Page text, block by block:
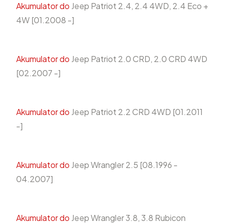
Akumulator do Jeep Patriot 2.4, 2.4 4WD, 2.4 Eco +
4W [01.2008 -]
Akumulator do Jeep Patriot 2.0 CRD, 2.0 CRD 4WD
[02.2007 -]
Akumulator do Jeep Patriot 2.2 CRD 4WD [01.2011
-]
Akumulator do Jeep Wrangler 2.5 [08.1996 -
04.2007]
Akumulator do Jeep Wrangler 3.8, 3.8 Rubicon